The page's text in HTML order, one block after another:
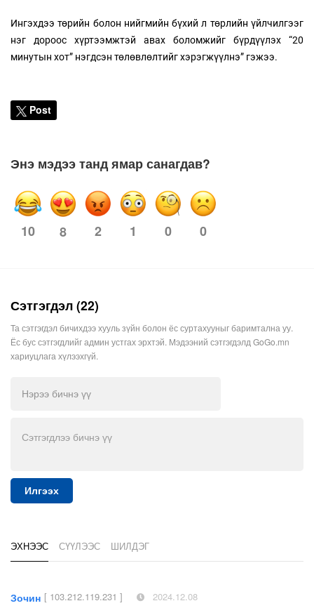
Ингэхдээ төрийн болон нийгмийн бүхий л төрлийн үйлчилгээг
нэг дороос хүртээмжтэй авах боломжийг бүрдүүлэх “20
минутын хот” нэгдсэн төлөвлөлтийг хэрэгжүүлнэ” гэжээ.
Post
Энэ мэдээ танд ямар санагдав?
10 8 2 1 0 0
Сэтгэгдэл (22)
Та сэтгэгдэл бичихдээ хууль зүйн болон ёс суртахууныг баримтална уу.
Ёс бус сэтгэгдлийг админ устгах эрхтэй. Мэдээний сэтгэгдэлд GoGo.mn
хариуцлага хүлээхгүй.
Илгээх
ЭХНЭЭС СҮҮЛЭЭС ШИЛДЭГ
Зочин [ 103.212.119.231 ] 2024.12.08